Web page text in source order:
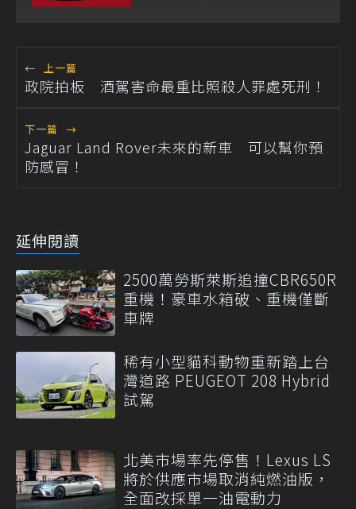
← 上一篇
政院拍板 酒駕害命最重比照殺人罪處死刑！
下一篇 →
Jaguar Land Rover未來的新車 可以幫你預
防感冒！
延伸閱讀
2500萬勞斯萊斯追撞CBR650R
重機！豪車水箱破、重機僅斷
車牌
稀有小型貓科動物重新踏上台
灣道路 PEUGEOT 208 Hybrid
試駕
北美市場率先停售！Lexus LS
將於供應市場取消純燃油版，
全面改採單一油電動力